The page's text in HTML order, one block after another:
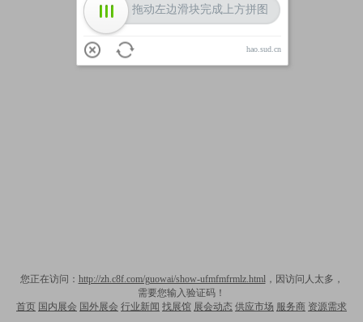
您正在访问： http://zh.c8f.com/guowai/show-ufmfmfrmlz.html，因访问人太多，
需要您输入验证码！
首页 国内展会 国外展会 行业新闻 找展馆 展会动态 供应市场 服务商 资源需求
拖动左边滑块完成上方拼图
hao.sud.cn